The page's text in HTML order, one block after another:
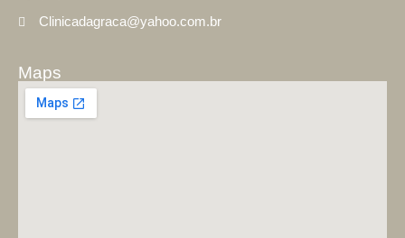
Clinicadagraca@yahoo.com.br
Maps